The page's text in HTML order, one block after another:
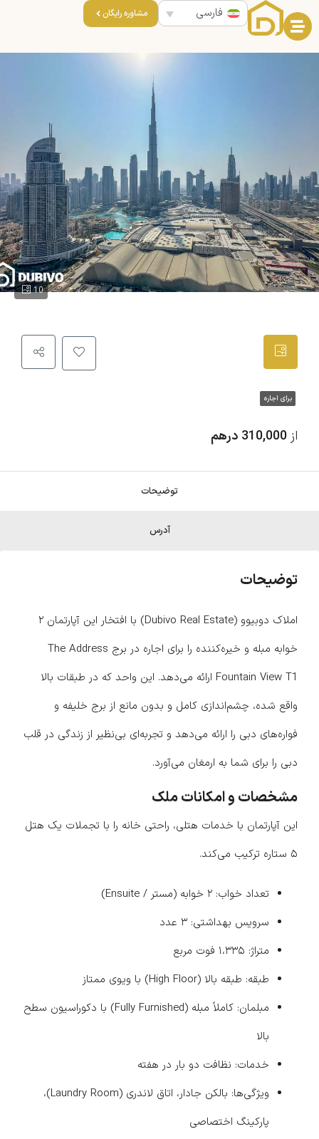
فارسی مشاوره رایگان
10
برای اجاره
از 310,000 درهم
توضیحات
آدرس
توضیحات
املاک دوبیوو (Dubivo Real Estate) با افتخار این آپارتمان ۲
خوابه مبله و خیره‌کننده را برای اجاره در برج The Address
Fountain View T1 ارائه می‌دهد. این واحد که در طبقات بالا
واقع شده، چشم‌اندازی کامل و بدون مانع از برج خلیفه و
فواره‌های دبی را ارائه می‌دهد و تجربه‌ای بی‌نظیر از زندگی در قلب
دبی را برای شما به ارمغان می‌آورد.
مشخصات و امکانات ملک
این آپارتمان با خدمات هتلی، راحتی خانه را با تجملات یک هتل
۵ ستاره ترکیب می‌کند.
تعداد خواب: ۲ خوابه (مستر / Ensuite)
سرویس بهداشتی: ۳ عدد
متراژ: ۱،۳۳۵ فوت مربع
طبقه: طبقه بالا (High Floor) با ویوی ممتاز
مبلمان: کاملاً مبله (Fully Furnished) با دکوراسیون سطح
بالا
خدمات: نظافت دو بار در هفته
ویژگی‌ها: بالکن جادار، اتاق لاندری (Laundry Room)،
پارکینگ اختصاصی